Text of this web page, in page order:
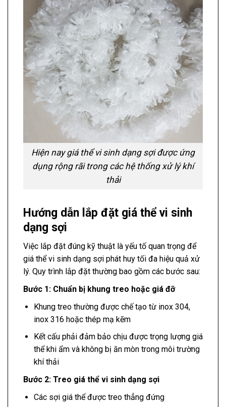
Hiện nay giá thể vi sinh dạng sợi được ứng
dụng rộng rãi trong các hệ thống xử lý khí
thải
Hướng dẫn lắp đặt giá thể vi sinh
dạng sợi
Việc lắp đặt đúng kỹ thuật là yếu tố quan trọng để
giá thể vi sinh dạng sợi phát huy tối đa hiệu quả xử
lý. Quy trình lắp đặt thường bao gồm các bước sau:
Bước 1: Chuẩn bị khung treo hoặc giá đỡ
Khung treo thường được chế tạo từ inox 304,
inox 316 hoặc thép mạ kẽm
Kết cấu phải đảm bảo chịu được trọng lượng giá
thể khi ẩm và không bị ăn mòn trong môi trường
khí thải
Bước 2: Treo giá thể vi sinh dạng sợi
Các sợi giá thể được treo thẳng đứng